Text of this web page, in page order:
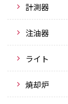
計測器
注油器
ライト
焼却炉